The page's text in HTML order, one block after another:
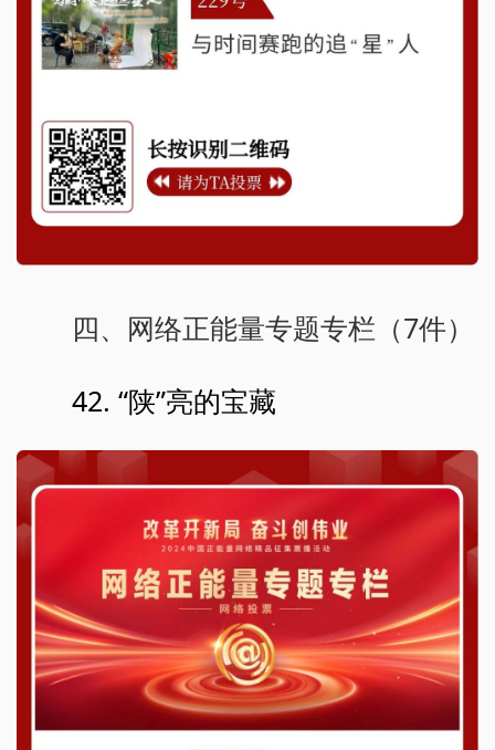
四、网络正能量专题专栏（7件）
42. “陕”亮的宝藏